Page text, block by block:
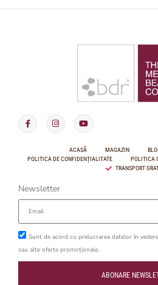
ACASĂ MAGAZIN
POLITICA DE CONFIDENȚIALITATE
POLITICA
TRANSPORT
Newsletter
Sunt de acord cu prelucrarea datelor în
sau alte oferte promoționale.
ABONARE